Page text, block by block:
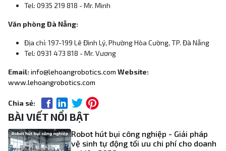
Tel: 0935 219 818 - Mr. Minh
Văn phòng Đà Nẵng:
Địa chỉ: 197-199 Lê Đình Lý, Phường Hòa Cường, TP. Đà Nẵng
Tel: 0931 473 818 - Mr. Vương
Email: info@lehoangrobotics.com Website:
www.lehoangrobotics.com
Chia sẻ:
BÀI VIẾT NỔI BẬT
Robot hút bụi công nghiệp - Giải pháp
vệ sinh tự động tối ưu chi phí cho doanh